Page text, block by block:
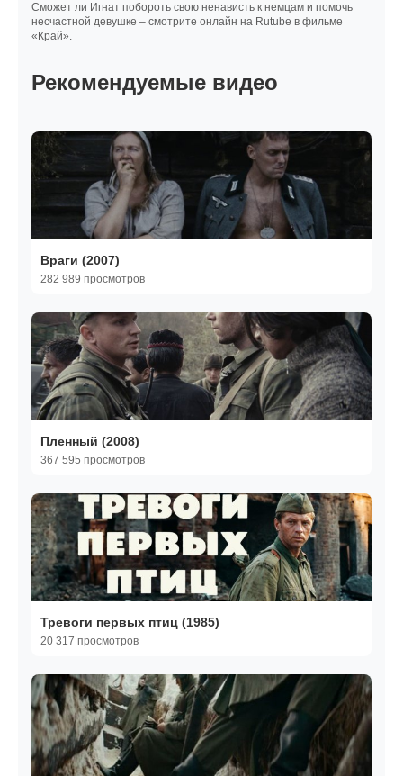
Сможет ли Игнат побороть свою ненависть к немцам и помочь
несчастной девушке – смотрите онлайн на Rutube в фильме
«Край».
Рекомендуемые видео
Враги (2007)
282 989 просмотров
Пленный (2008)
367 595 просмотров
Тревоги первых птиц (1985)
20 317 просмотров